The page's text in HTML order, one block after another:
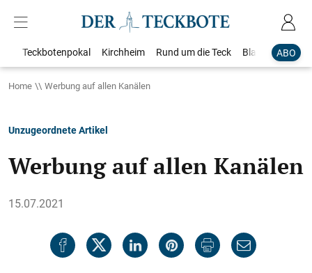
ABO
Teckbotenpokal Kirchheim Rund um die Teck Blaulicht
Home Werbung auf allen Kanälen
Unzugeordnete Artikel
Werbung auf allen Kanälen
15.07.2021